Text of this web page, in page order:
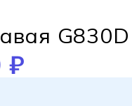
G830D
₽